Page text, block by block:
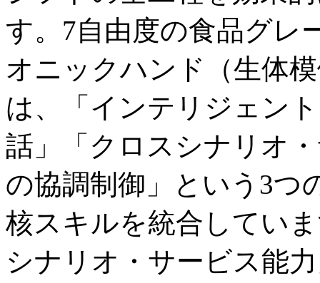
す。7自由度の食品グレ
オニックハンド（生体
は、「インテリジェン
話」「クロスシナリオ
の協調制御」という3つ
核スキルを統合してい
シナリオ・サービス能